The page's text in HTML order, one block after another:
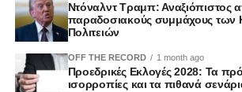
Ντόναλντ Τραμπ: Αναξιόπιστος
παραδοσιακούς συμμάχους των
Πολιτειών
OFF THE RECORD 1 month ago
Προεδρικές Εκλογές 2028: Τα
ισορροπίες και τα πιθανά